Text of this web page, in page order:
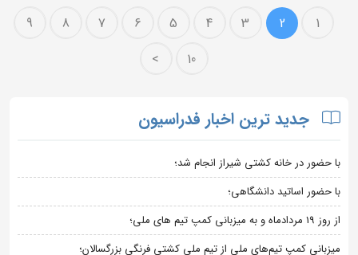
1
2
3
4
5
6
7
8
9
10
>
جدید ترین اخبار فدراسیون
با حضور در خانه کشتی شیراز انجام شد؛
با حضور اساتید دانشگاهی؛
از روز 19 مردادماه و به میزبانی کمپ تیم های ملی؛
میزبانی کمپ تیم‌های ملی از تیم ملی کشتی فرنگی بزرگسالان؛